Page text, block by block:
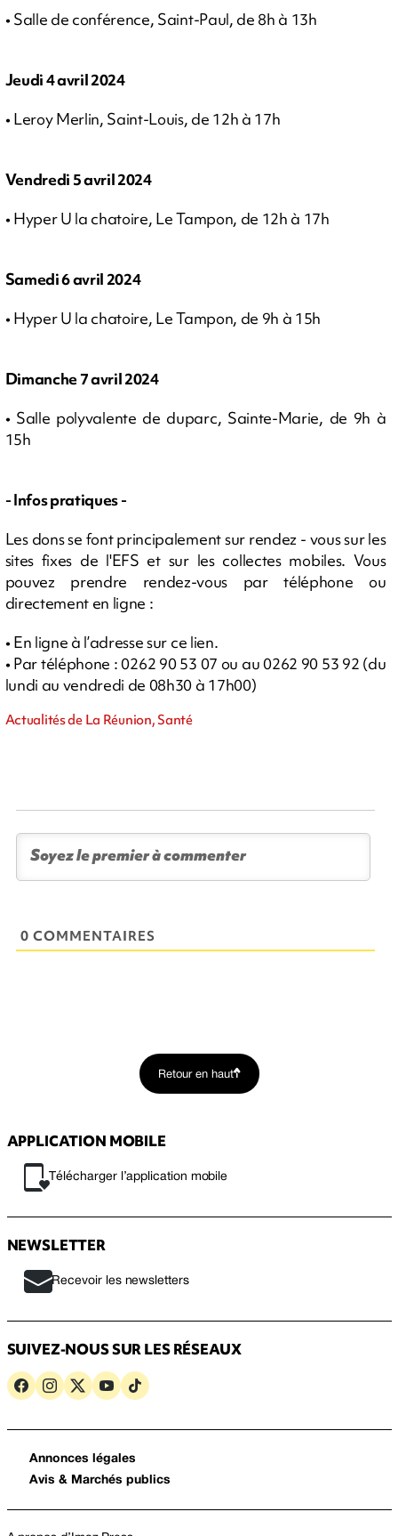
• Salle de conférence, Saint-Paul, de 8h à 13h
Jeudi 4 avril 2024
• Leroy Merlin, Saint-Louis, de 12h à 17h
Vendredi 5 avril 2024
• Hyper U la chatoire, Le Tampon, de 12h à 17h
Samedi 6 avril 2024
• Hyper U la chatoire, Le Tampon, de 9h à 15h
Dimanche 7 avril 2024
• Salle polyvalente de duparc, Sainte-Marie, de 9h à
15h
- Infos pratiques -
Les dons se font principalement sur rendez - vous sur les
sites fixes de l'EFS et sur les collectes mobiles. Vous
pouvez prendre rendez-vous par téléphone ou
directement en ligne :
• En ligne à l’adresse sur ce lien.
• Par téléphone : 0262 90 53 07 ou au 0262 90 53 92 (du
lundi au vendredi de 08h30 à 17h00)
Actualités de La Réunion, Santé
0 COMMENTAIRES
Retour en haut
APPLICATION MOBILE
Télécharger l’application mobile
NEWSLETTER
Recevoir les newsletters
SUIVEZ-NOUS SUR LES RÉSEAUX
Annonces légales
Avis & Marchés publics